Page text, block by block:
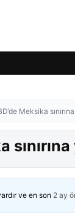
Meksika
ve en son 2 ay